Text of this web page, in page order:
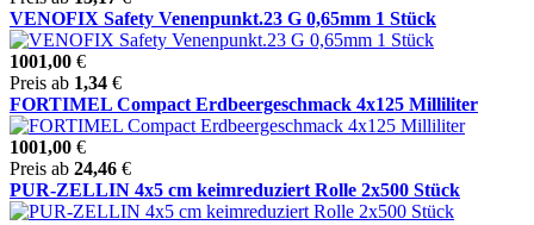
VENOFIX Safety Venenpunkt.23 G 0,65mm 1 Stück
1001,00 €
Preis ab 1,34 €
FORTIMEL Compact Erdbeergeschmack 4x125 Milliliter
1001,00 €
Preis ab 24,46 €
PUR-ZELLIN 4x5 cm keimreduziert Rolle 2x500 Stück